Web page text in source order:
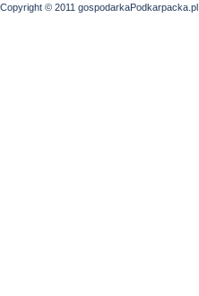
Copyright © 2011 gospodarkaPodkarpacka.pl